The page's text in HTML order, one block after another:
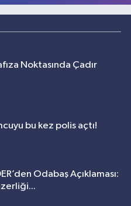
Noktasında Çadır
bu kez polis açtı!
Odabaş Açıklaması: